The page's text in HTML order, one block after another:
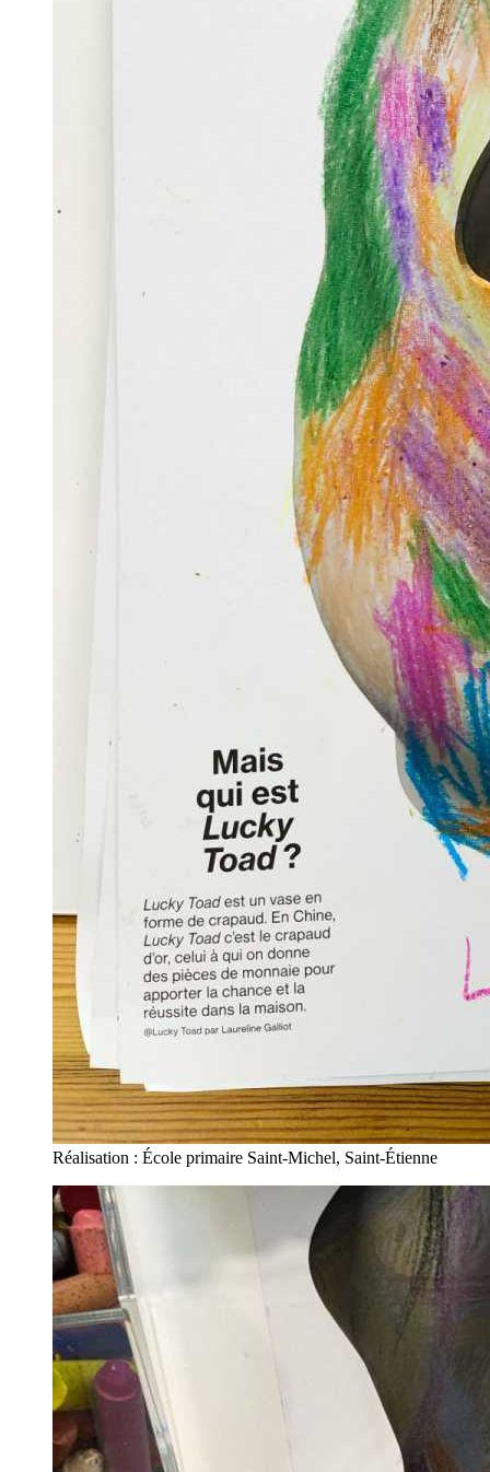
Réalisation : École primaire Saint-Michel, Saint-Étienne